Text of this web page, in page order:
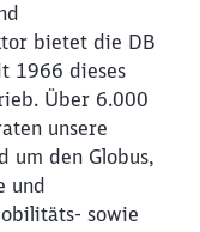
bietet die DB
1966 dieses
Über 6.000
unsere
um den Globus,
und
sowie